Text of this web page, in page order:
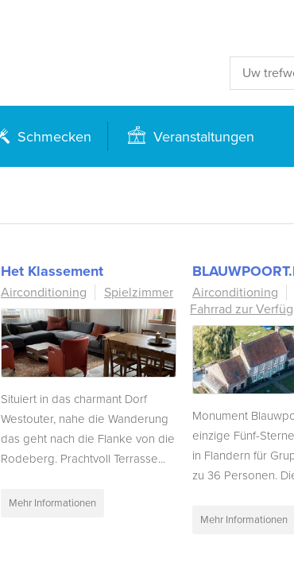
Schmecken Veranstaltungen
Het Klassement
Airconditioning Spielzimmer
Situiert in das charmant Dorf
Westouter, nahe die Wanderung
das geht nach die Flanke von die
Rodeberg. Prachtvoll Terrasse...
Mehr Informationen
Airconditioning
Fahrrad zur
Monument
einzige Fünf-
in Flandern für
zu 36 Personen.
Mehr Informationen